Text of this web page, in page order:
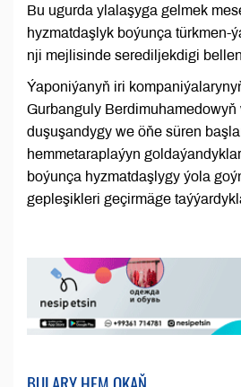
Bu ugurda ylalaşyga gelmek
hyzmatdaşlyk boýunça türkmen-
nji mejlisinde serediljekdigi
Ýaponiýanyň iri
Gurbanguly Berdimuhamedowyň
duşuşandygy we öňe süren
hemmetaraplaýyn
boýunça hyzmatdaşlygy ýola
gepleşikleri geçirmäge